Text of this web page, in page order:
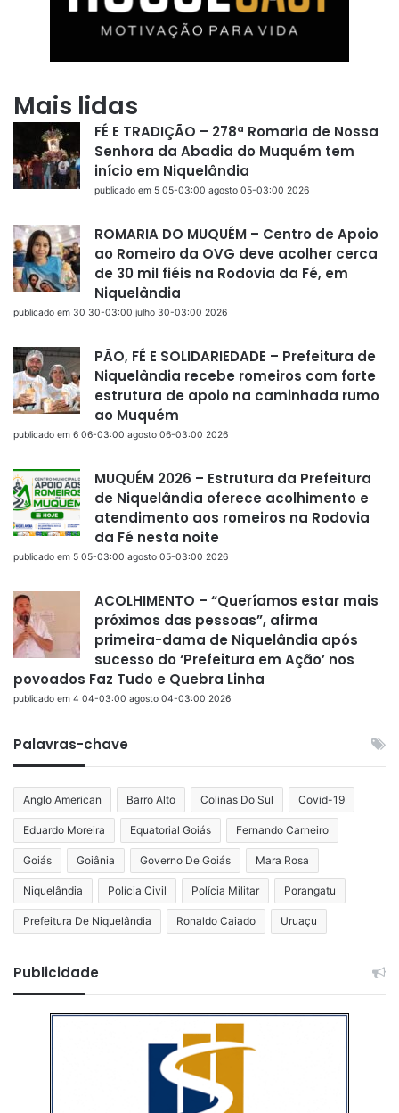
Mais lidas
FÉ E TRADIÇÃO – 278ª Romaria de Nossa
Senhora da Abadia do Muquém tem
início em Niquelândia
publicado em 5 05-03:00 agosto 05-03:00 2026
ROMARIA DO MUQUÉM – Centro de Apoio
ao Romeiro da OVG deve acolher cerca
de 30 mil fiéis na Rodovia da Fé, em
Niquelândia
publicado em 30 30-03:00 julho 30-03:00 2026
PÃO, FÉ E SOLIDARIEDADE – Prefeitura de
Niquelândia recebe romeiros com forte
estrutura de apoio na caminhada rumo
ao Muquém
publicado em 6 06-03:00 agosto 06-03:00 2026
MUQUÉM 2026 – Estrutura da Prefeitura
de Niquelândia oferece acolhimento e
atendimento aos romeiros na Rodovia
da Fé nesta noite
publicado em 5 05-03:00 agosto 05-03:00 2026
ACOLHIMENTO – “Queríamos estar mais
próximos das pessoas”, afirma
primeira-dama de Niquelândia após
sucesso do ‘Prefeitura em Ação’ nos
povoados Faz Tudo e Quebra Linha
publicado em 4 04-03:00 agosto 04-03:00 2026
Palavras-chave
Anglo American Barro Alto Colinas Do Sul Covid-19
Eduardo Moreira Equatorial Goiás Fernando Carneiro
Goiás Goiânia Governo De Goiás Mara Rosa
Niquelândia Polícia Civil Polícia Militar Porangatu
Prefeitura De Niquelândia Ronaldo Caiado Uruaçu
Publicidade